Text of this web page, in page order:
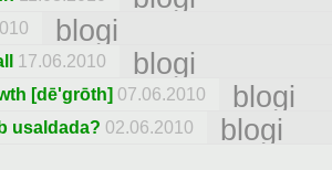
blogi
17.06.2010 blogi
[dē'grōth] 07.06.2010 blogi
usaldada? 02.06.2010 blogi